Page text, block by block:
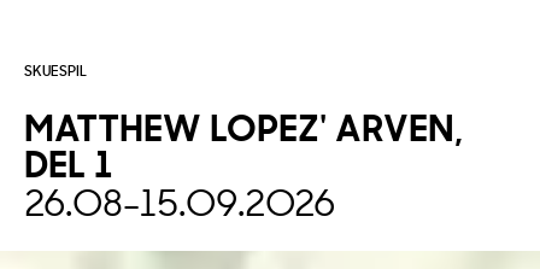
SKUESPIL
MATTHEW LOPEZ' ARVEN,
DEL
1
26.08- 15.09.2026